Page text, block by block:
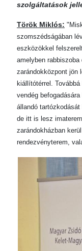
szolgáltatások
Török Miklós:
szomszédságában
eszközökkel
amelyben
zarándokközpont jön
kiállítótérrel.
vendég
állandó
de itt is lesz
zarándokházban
rendezvényterem,